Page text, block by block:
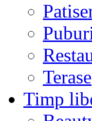
Terase
Timp